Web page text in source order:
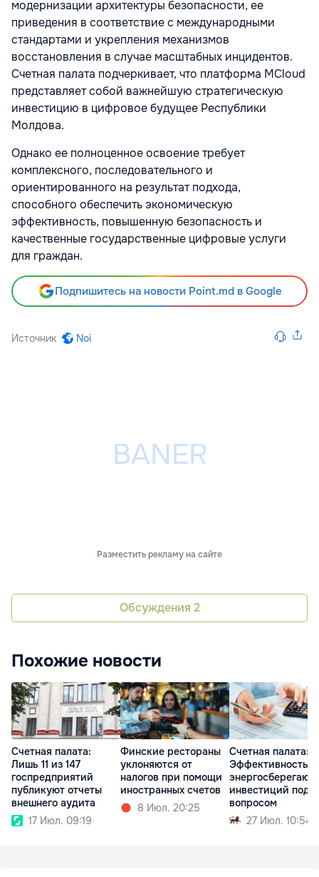
модернизации архитектуры безопасности, ее
приведения в соответствие с международными
стандартами и укрепления механизмов
восстановления в случае масштабных инцидентов.
Счетная палата подчеркивает, что платформа MCloud
представляет собой важнейшую стратегическую
инвестицию в цифровое будущее Республики
Молдова.
Однако ее полноценное освоение требует
комплексного, последовательного и
ориентированного на результат подхода,
способного обеспечить экономическую
эффективность, повышенную безопасность и
качественные государственные цифровые услуги
для граждан.
Подпишитесь на новости Point.md в Google
Источник Noi
Разместить рекламу на сайте
Обсуждения 2
Похожие новости
Счетная палата:
Лишь 11 из 147
госпредприятий
публикуют отчеты
внешнего аудита
17 Июл. 09:19
Финские рестораны
уклоняются от
налогов при помощи
иностранных счетов
8 Июл. 20:25
Счетная палата:
Эффективность
инвестиций под
вопросом
27 Июл. 10:54